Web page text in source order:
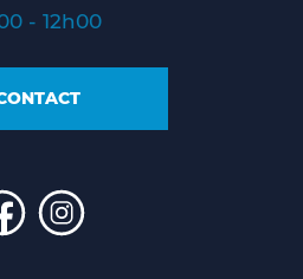
- 12h00